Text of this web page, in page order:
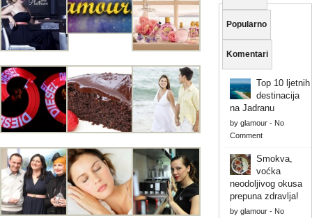
Popularno
Komentari
Top 10 ljetnih
destinacija
na Jadranu
by glamour- No
Comment
Smokva,
voćka
neodoljivog okusa
prepuna zdravlja!
by glamour- No